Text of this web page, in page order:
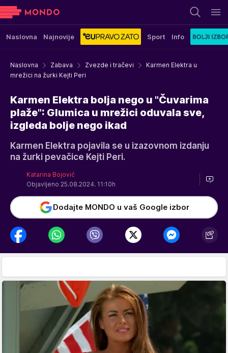
Naslovna Najnovije Sport Info
Naslovna Zabava Zvezde i tračevi
Karmen Elektra u
mrežici na žurki Kejti Peri
Karmen Elektra bolja nego u "Čuvarima
plaže": Glumica u mrežici oduvala sve,
izgleda bolje nego ikad
Karmen Elektra pojavila se u izazovnom izdanju
na žurki pevačice Kejti Peri.
Katarina Bojović
Objavljeno 25.08.2024. 11:10h
Dodajte MONDO u vaš Google izbor